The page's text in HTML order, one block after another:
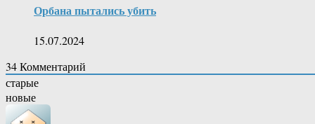
Орбана пытались убить
15.07.2024
34Комментарий
старые
новые